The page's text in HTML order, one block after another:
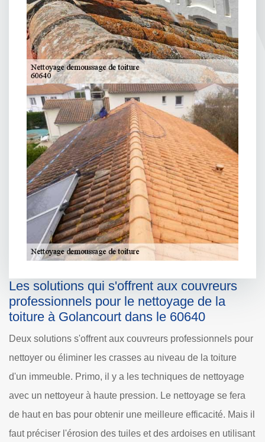
Les solutions qui s'offrent aux couvreurs
professionnels pour le nettoyage de la
toiture à Golancourt dans le 60640
Deux solutions s'offrent aux couvreurs professionnels pour
nettoyer ou éliminer les crasses au niveau de la toiture
d'un immeuble. Primo, il y a les techniques de nettoyage
avec un nettoyeur à haute pression. Le nettoyage se fera
de haut en bas pour obtenir une meilleure efficacité. Mais il
faut préciser l'érosion des tuiles et des ardoises en utilisant